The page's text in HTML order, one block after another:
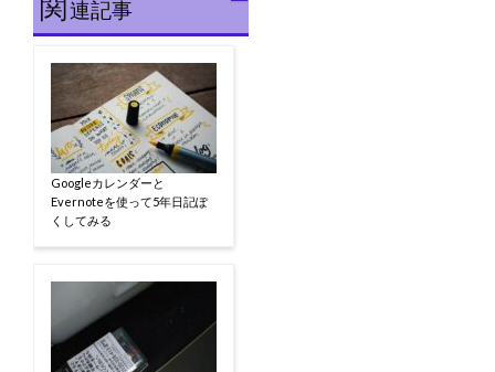
関 連記事
Googleカレンダーと
Evernoteを使って5年日記ぽ
くしてみる